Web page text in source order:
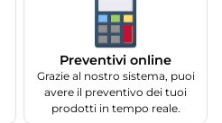
Preventivi online
Grazie al nostro sistema, puoi
avere il preventivo dei tuoi
prodotti in tempo reale.